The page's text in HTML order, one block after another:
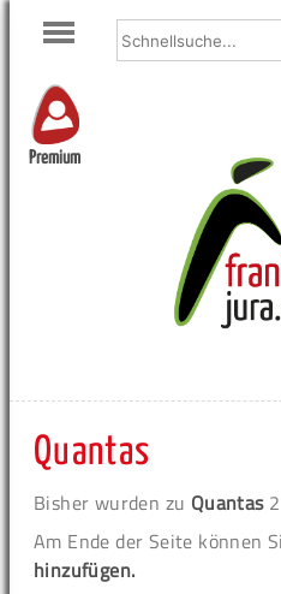
Premium
Quantas
Bisher wurden zu Quantas2
Am Ende der Seite können
hinzufügen.